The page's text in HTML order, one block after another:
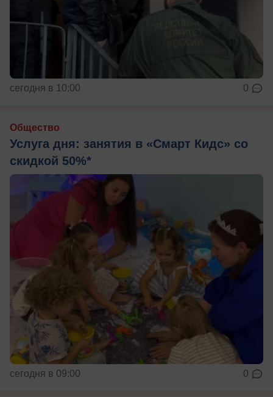
сегодня в 10:00 0
Общество
Услуга дня: занятия в «Смарт Кидс» со
скидкой 50%*
сегодня в 09:00 0